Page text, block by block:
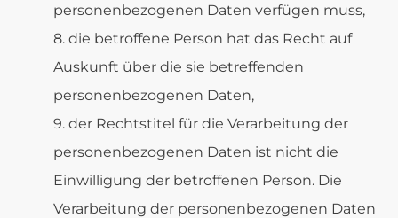
personenbezogenen Daten verfügen muss,
die betroffene Person hat das Recht auf
Auskunft über die sie betreffenden
personenbezogenen Daten,
der Rechtstitel für die Verarbeitung der
personenbezogenen Daten ist nicht die
Einwilligung der betroffenen Person. Die
Verarbeitung der personenbezogenen Daten